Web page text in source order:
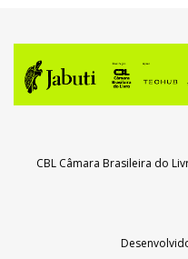
CBL Câmara Brasileira do